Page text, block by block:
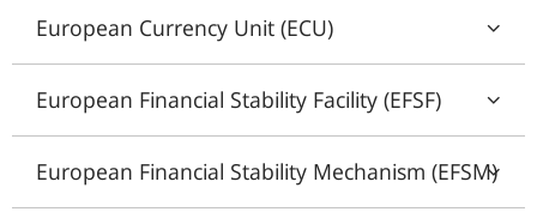
European Currency Unit (ECU)
European Financial Stability Facility (EFSF)
European Financial Stability Mechanism (EFSM)